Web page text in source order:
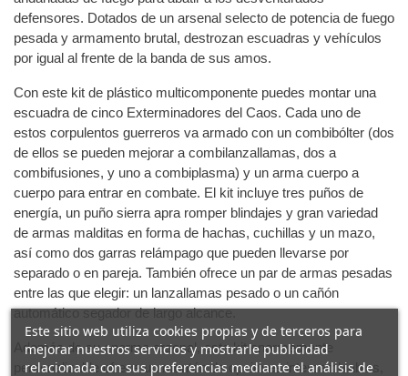
defensores. Dotados de un arsenal selecto de potencia de fuego
pesada y armamento brutal, destrozan escuadras y vehículos
por igual al frente de la banda de sus amos.
Con este kit de plástico multicomponente puedes montar una
escuadra de cinco Exterminadores del Caos. Cada uno de
estos corpulentos guerreros va armado con un combibólter (dos
de ellos se pueden mejorar a combilanzallamas, dos a
combifusiones, y uno a combiplasma) y un arma cuerpo a
cuerpo para entrar en combate. El kit incluye tres puños de
energía, un puño sierra apra romper blindajes y gran variedad
de armas malditas en forma de hachas, cuchillas y un mazo,
así como dos garras relámpago que pueden llevarse por
separado o en pareja. También ofrece un par de armas pesadas
entre las que elegir: un lanzallamas pesado o un cañón
automático segador de largo alcance.
Además de su enorme arsenal, este kit enormemente
personalizable ofrece un montón de opciones intercambiables,
Este sitio web utiliza cookies propias y de terceros para
mejorar nuestros servicios y mostrarle publicidad
relacionada con sus preferencias mediante el análisis de